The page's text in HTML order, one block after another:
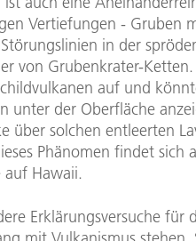
Vertiefungen - Gruben
in der
von Grubenkrater-
auf und
unter der Oberfläche
über solchen entleerten
Phänomen findet sich
auf Hawaii.
Erklärungsversuche für